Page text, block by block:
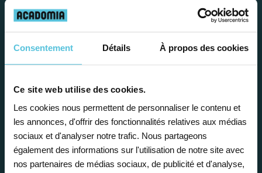
Consentement Détails À propos des cookies
Ce site web utilise des cookies.
Les cookies nous permettent de personnaliser le contenu et
les annonces, d'offrir des fonctionnalités relatives aux médias
sociaux et d'analyser notre trafic. Nous partageons
également des informations sur l'utilisation de notre site avec
nos partenaires de médias sociaux, de publicité et d'analyse,
Étape 1
Je vous propose un
bilan personnalisé